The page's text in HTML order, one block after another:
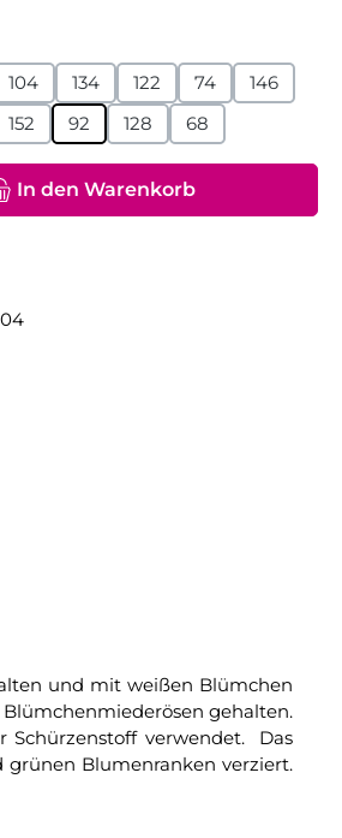
104 134 122 74
146
152 92 128 68
Wert ein oder benutze die
In den Warenkorb
und mit weißen Blümchen
gehalten.
Schürzenstoff verwendet. Das
grünen Blumenranken verziert.